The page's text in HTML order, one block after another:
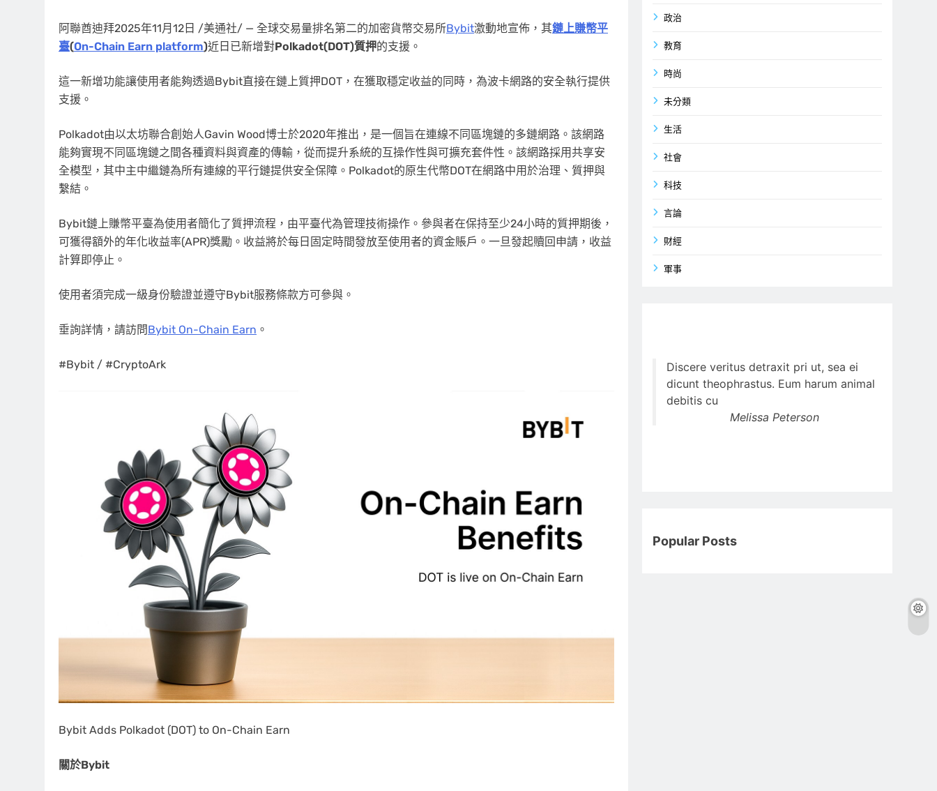
阿聯酋迪拜2025年11月12日 /美通社/ — 全球交易量排名第二的加密貨幣交易所Bybit激動地宣佈，其鏈上賺幣平
臺(On-Chain Earn platform)近日已新增對Polkadot(DOT)質押的支援。
這一新增功能讓使用者能夠透過Bybit直接在鏈上質押DOT，在獲取穩定收益的同時，為波卡網路的安全執行提供
支援。
Polkadot由以太坊聯合創始人Gavin Wood博士於2020年推出，是一個旨在連線不同區塊鏈的多鏈網路。該網路
能夠實現不同區塊鏈之間各種資料與資產的傳輸，從而提升系統的互操作性與可擴充套件性。該網路採用共享安
全模型，其中主中繼鏈為所有連線的平行鏈提供安全保障。 Polkadot的原生代幣DOT在網路中用於治理、質押與
繫結。
Bybit鏈上賺幣平臺為使用者簡化了質押流程，由平臺代為管理技術操作。參與者在保持至少24小時的質押期後，
可獲得額外的年化收益率(APR)獎勵。收益將於每日固定時間發放至使用者的資金賬戶。一旦發起贖回申請，收益
計算即停止。
使用者須完成一級身份驗證並遵守Bybit服務條款方可參與。
垂詢詳情，請訪問Bybit On-Chain Earn 。
#Bybit / #CryptoArk
Bybit Adds Polkadot (DOT) to On-Chain Earn
關於Bybit
政治
教育
時尚
未分類
生活
社會
科技
言論
財經
軍事
Discere veritus detraxit pri ut, sea ei
dicunt theophrastus. Eum harum animal
debitis cu
Melissa Peterson
Popular Posts